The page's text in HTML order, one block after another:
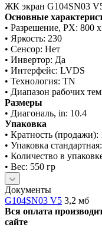
ЖК экран G104SN03
Основные
• Разрешение, PX: 800
• Яркость: 230
• Сенсор: Нет
• Инвертор: Да
• Интерфейс: LVDS
• Технология: TN
• Диапазон рабочих
Размеры
• Диагональ, in: 10.4
Упаковка
• Кратность (продажи):
• Упаковка
• Количество в
• Вес: 550 гр
Документы
G104SN03 V5 3,2 мб
Вся оплата
сайте